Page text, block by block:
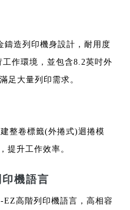
鑄造列印機身設計，耐用度
作環境，並包含8.2英吋外
足大量列印需求。
整卷標籤(外捲式)迴捲模
提升工作效率。
機語言
高階列印機語言，高相容